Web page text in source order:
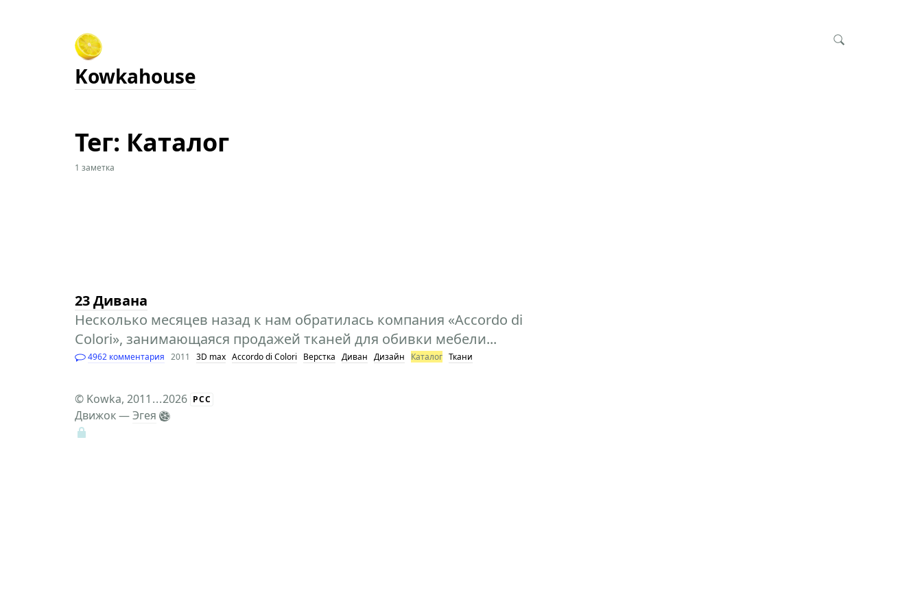
Kowkahouse
Тег: Каталог
1 заметка
23 Дивана
Несколько месяцев назад к нам обратилась компания «Accordo di
Colori», занимающаяся продажей тканей для обивки мебели...
4962 комментария 2011 3D max Accordo di Colori Верстка Диван Дизайн Каталог Ткани
© Kowka, 2011 ...2026 РСС
Движок —Эгея